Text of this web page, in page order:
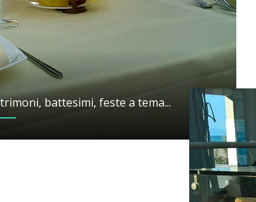
battesimi, feste a tema...